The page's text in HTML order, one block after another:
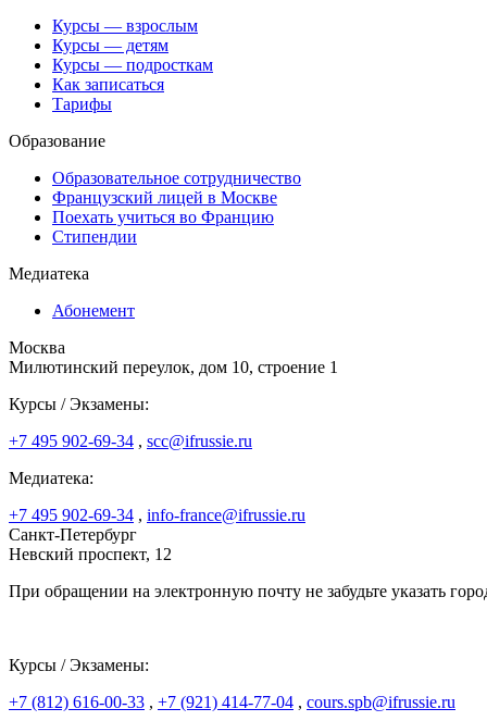
Курсы — взрослым
Курсы — детям
Курсы — подросткам
Как записаться
Тарифы
Образование
Образовательное сотрудничество
Французский лицей в Москве
Поехать учиться во Францию
Стипендии
Медиатека
Абонемент
Москва
Милютинский переулок, дом 10, строение 1
Курсы / Экзамены:
+7 495 902-69-34 , scc@ifrussie.ru
Медиатека:
+7 495 902-69-34 , info-france@ifrussie.ru
Санкт-Петербург
Невский проспект, 12
При обращении на электронную почту не забудьте указать
Курсы / Экзамены:
+7 (812) 616-00-33 , +7 (921) 414-77-04 , cours.spb@ifrussie.ru